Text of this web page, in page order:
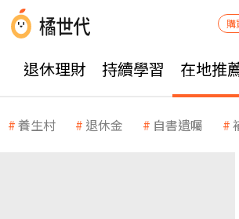
購
退休理財 持續學習 在地推
養生村 退休金 自書遺囑